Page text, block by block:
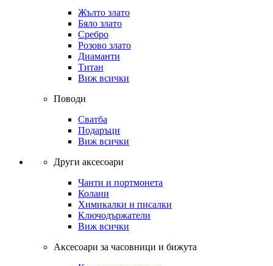
Жълто злато
Бяло злато
Сребро
Розово злато
Диаманти
Титан
Виж всички
Поводи
Сватба
Подаръци
Виж всички
Други аксесоари
Чанти и портмонета
Колани
Химикалки и писалки
Ключодържатели
Виж всички
Аксесоари за часовници и бижута